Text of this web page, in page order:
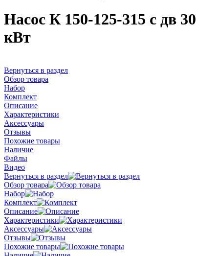
Насос К 150-125-315 с дв 30
кВт
Вернуться в раздел
Обзор товара
Набор
Комплект
Описание
Характеристики
Аксессуары
Отзывы
Похожие товары
Наличие
Файлы
Видео
Вернуться в раздел
Обзор товара
Набор
Комплект
Описание
Характеристики
Аксессуары
Отзывы
Похожие товары